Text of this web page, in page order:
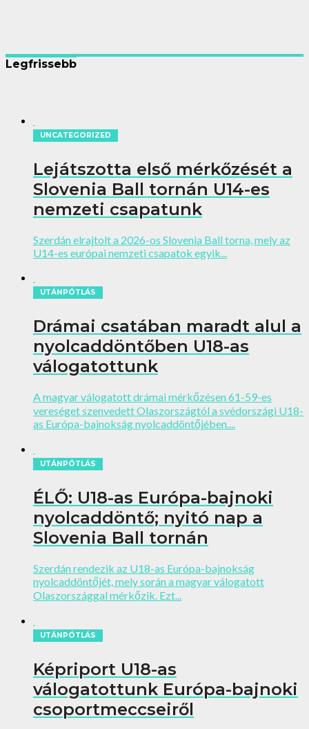
Legfrissebb
UNCATEGORIZED
Lejátszotta első mérkőzését a
Slovenia Ball tornán U14-es
nemzeti csapatunk
Szerdán elrajtolt a 2026-os Slovenia Ball torna, mely az
U14-es európai nemzeti csapatok egyik...
UTÁNPÓTLÁS
Drámai csatában maradt alul a
nyolcaddöntőben U18-as
válogatottunk
A magyar válogatott drámai mérkőzésen 61-59-es
vereséget szenvedett Olaszországtól a svédországi U18-
as Európa-bajnokság nyolcaddöntőjében....
UTÁNPÓTLÁS
ÉLŐ: U18-as Európa-bajnoki
nyolcaddöntő; nyitó nap a
Slovenia Ball tornán
Szerdán rendezik az U18-as Európa-bajnokság
nyolcaddöntőjét, mely során a magyar válogatott
Olaszországgal mérkőzik. Ezt...
UTÁNPÓTLÁS
Képriport U18-as
válogatottunk Európa-bajnoki
csoportmeccseiről